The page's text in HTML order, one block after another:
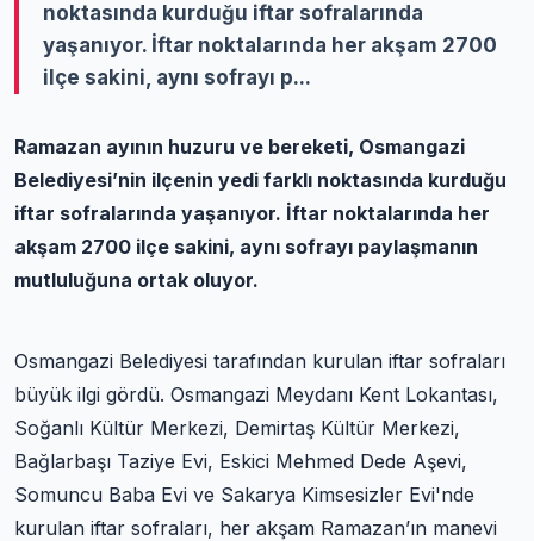
noktasında kurduğu iftar sofralarında
yaşanıyor. İftar noktalarında her akşam 2700
ilçe sakini, aynı sofrayı p...
Ramazan ayının huzuru ve bereketi, Osmangazi
Belediyesi’nin ilçenin yedi farklı noktasında kurduğu
iftar sofralarında yaşanıyor. İftar noktalarında her
akşam 2700 ilçe sakini, aynı sofrayı paylaşmanın
mutluluğuna ortak oluyor.
Osmangazi Belediyesi tarafından kurulan iftar sofraları
büyük ilgi gördü. Osmangazi Meydanı Kent Lokantası,
Soğanlı Kültür Merkezi, Demirtaş Kültür Merkezi,
Bağlarbaşı Taziye Evi, Eskici Mehmed Dede Aşevi,
Somuncu Baba Evi ve Sakarya Kimsesizler Evi'nde
kurulan iftar sofraları, her akşam Ramazan’ın manevi